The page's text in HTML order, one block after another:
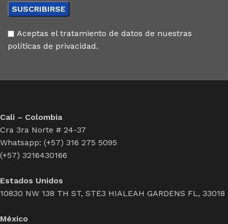
Aceptas el tratamiento de datos de nuestras
políticas de privacidad.
Cali – Colombia
Cra 3ra Norte # 24-37
Whatsapp: (+57) 316 275 5095
(+57) 3216430166
Estados Unidos
10830 NW 138 TH ST, STE3 HIALEAH GARDENS FL, 33018
México